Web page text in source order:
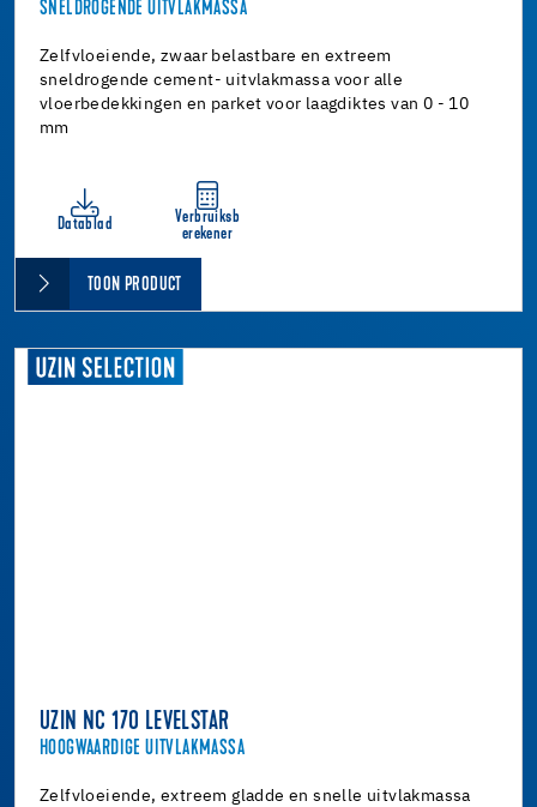
SNELDROGENDE UITVLAKMASSA
Zelfvloeiende, zwaar belastbare en extreem
sneldrogende cement- uitvlakmassa voor alle
vloerbedekkingen en parket voor laagdiktes van 0 - 10
mm
Datablad
Verbruiksb
erekener
TOON PRODUCT
UZIN NC 170 LEVELSTAR
HOOGWAARDIGE UITVLAKMASSA
Zelfvloeiende, extreem gladde en snelle uitvlakmassa